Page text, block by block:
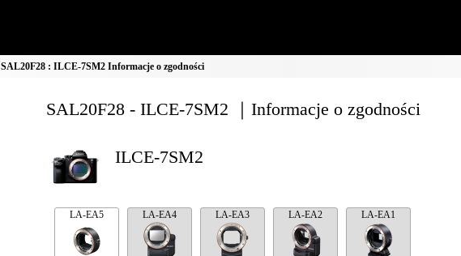
SAL20F28 : ILCE-7SM2 Informacje o zgodności
SAL20F28 - ILCE-7SM2 ｜Informacje o zgodności
ILCE-7SM2
LA-EA5 LA-EA4 LA-EA3 LA-EA2 LA-EA1